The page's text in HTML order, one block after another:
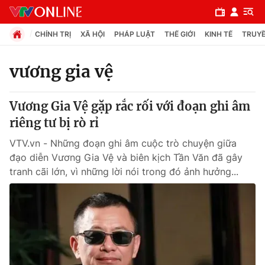
Chuyên mục
Chính trị
Xã hội
Pháp luật
Thế giới
CHÍNH TRỊ XÃ HỘI PHÁP LUẬT THẾ GIỚI KINH TẾ
vương gia vệ
Vương Gia Vệ gặp rắc rối với đoạn ghi âm
riêng tư bị rò rỉ
VTV.vn - Những đoạn ghi âm cuộc trò chuyện giữa
đạo diễn Vương Gia Vệ và biên kịch Tần Văn đã gây
tranh cãi lớn, vì những lời nói trong đó ảnh hưởng...